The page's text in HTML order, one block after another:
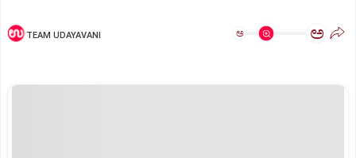
TEAM UDAYAVANI ಅ ಅ